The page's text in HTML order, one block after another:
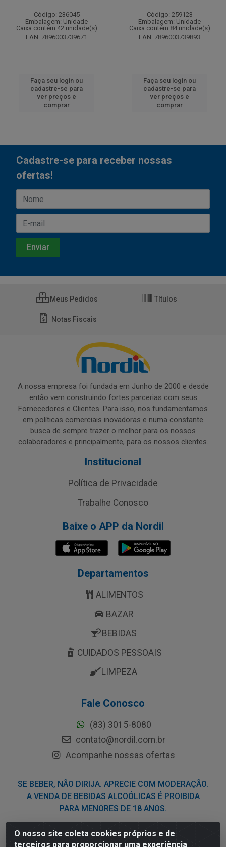
Código: 236045
Embalagem: Unidade
Caixa contém 42 unidade(s)
EAN: 7896003739671
Faça seu login ou
cadastre-se para
ver preços e
comprar
Código: 259123
Embalagem: Unidade
Caixa contém 84 unidade(s)
EAN: 7896003739893
Faça seu login ou
cadastre-se para
ver preços e
comprar
O nosso site coleta cookies próprios e de
terceiros para proporcionar uma experiência
Cadastre-se para receber nossas
ofertas!
Meus Pedidos Títulos
Notas Fiscais
A nossa empresa foi fundada em Junho de 2000 e desde
então vem construindo fortes parcerias com seus
Fornecedores e Clientes. Para isso, nos fundamentamos
em políticas comerciais inovadoras e numa constante
busca de sempre trazer o melhor para os nossos
colaboradores e principalmente, para os nossos clientes.
Institucional
Política de Privacidade
Trabalhe Conosco
Baixe o APP da Nordil
Departamentos
ALIMENTOS
BAZAR
BEBIDAS
CUIDADOS PESSOAIS
LIMPEZA
Fale Conosco
(83) 3015-8080
contato@nordil.com.br
Acompanhe nossas ofertas
SE BEBER, NÃO DIRIJA. APRECIE COM MODERAÇÃO.
A VENDA DE BEBIDAS ALCOÓLICAS É PROIBIDA
PARA MENORES DE 18 ANOS.
Nordil Distribuidora - Avenida Liberdade, 2738, Bloco F -